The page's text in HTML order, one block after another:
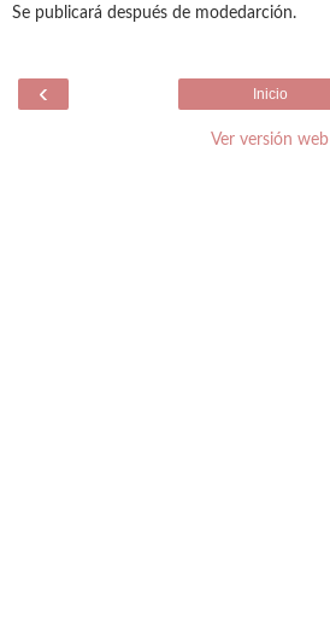
Se publicará después de modedarción.
‹ Inicio
Ver versión web